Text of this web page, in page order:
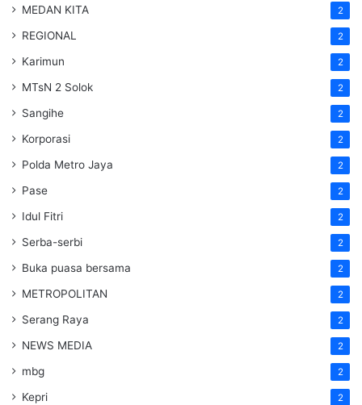
MEDAN KITA 2
REGIONAL 2
Karimun 2
MTsN 2 Solok 2
Sangihe 2
Korporasi 2
Polda Metro Jaya 2
Pase 2
Idul Fitri 2
Serba-serbi 2
Buka puasa bersama 2
METROPOLITAN 2
Serang Raya 2
NEWS MEDIA 2
mbg 2
Kepri 2